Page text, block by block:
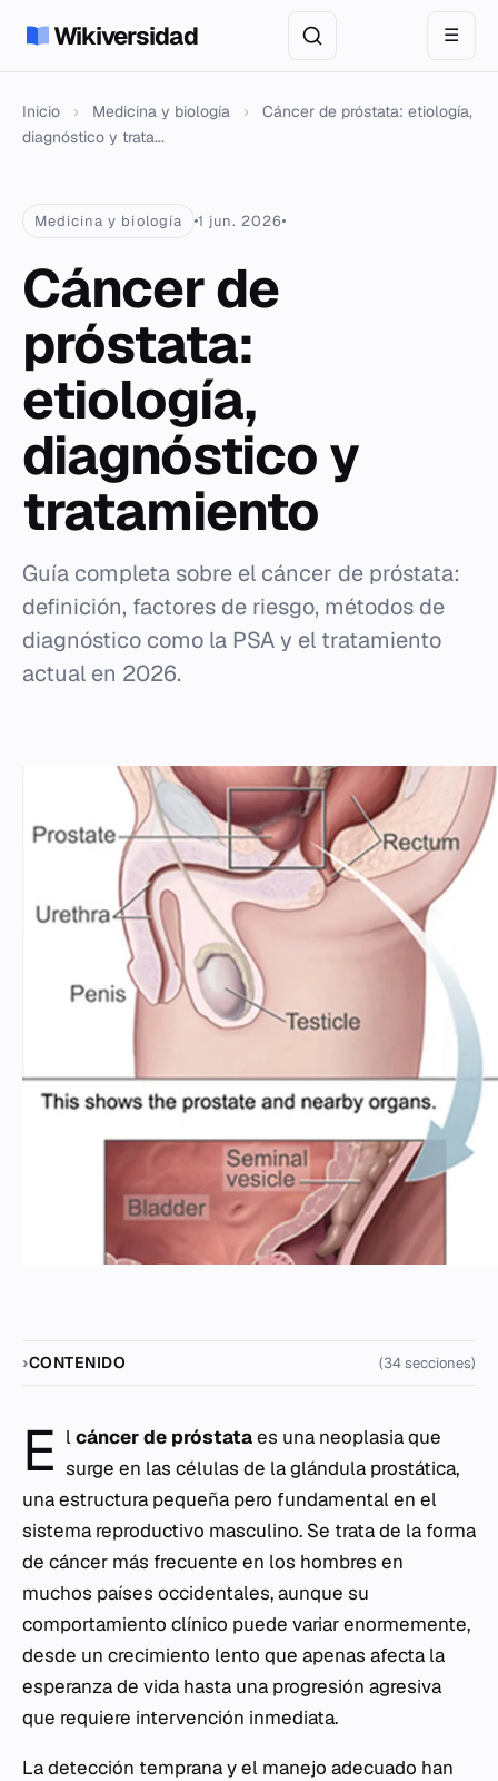
Wikiversidad ☰
Inicio › Medicina y biología ›
Cáncer de próstata: etiología,
diagnóstico y trata...
Medicina y biología 1 jun. 2026
Cáncer de
próstata:
etiología,
diagnóstico y
tratamiento
Guía completa sobre el cáncer de próstata:
definición, factores de riesgo, métodos de
diagnóstico como la PSA y el tratamiento
actual en 2026.
CONTENIDO (34 secciones)
E lcáncer de próstataes una neoplasia que
surge en las células de la glándula prostática,
una estructura pequeña pero fundamental en el
sistema reproductivo masculino. Se trata de la forma
de cáncer más frecuente en los hombres en
muchos países occidentales, aunque su
comportamiento clínico puede variar enormemente,
desde un crecimiento lento que apenas afecta la
esperanza de vida hasta una progresión agresiva
que requiere intervención inmediata.
La detección temprana y el manejo adecuado han